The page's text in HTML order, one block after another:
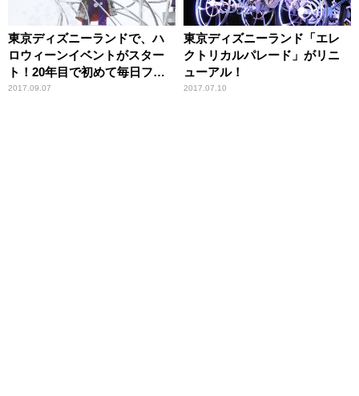
東京ディズニーランドで、ハ
ロウィーンイベントがスター
ト！20年目で初めて毎日フル
仮装OK！
2017.09.07
東京ディズニーランド「エレ
クトリカルパレード」がリニ
ューアル！
2017.07.10